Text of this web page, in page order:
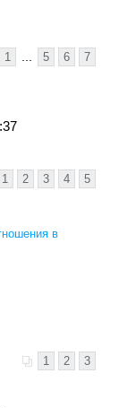
1
... 5 6 7
1
2 3 4 5
в
1
2 3